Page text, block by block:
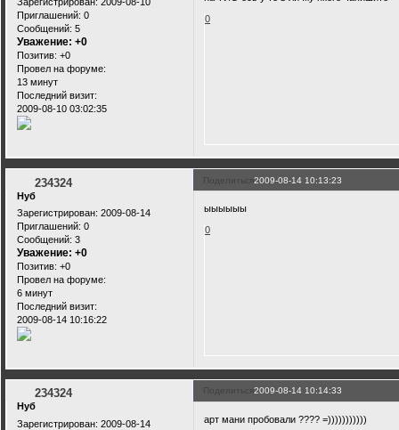
Приглашений: 0
Сообщений: 5
Уважение: +0
Позитив: +0
Провел на форуме:
13 минут
Последний визит:
2009-08-10 03:02:35
0
Поделиться2009-08-14 10:13:23
234324
Нуб
Зарегистрирован: 2009-08-14
Приглашений: 0
Сообщений: 3
Уважение: +0
Позитив: +0
Провел на форуме:
6 минут
Последний визит:
2009-08-14 10:16:22
ыыыыыы
0
Поделиться2009-08-14 10:14:33
234324
Нуб
Зарегистрирован: 2009-08-14
арт мани пробовали ???? =)))))))))))